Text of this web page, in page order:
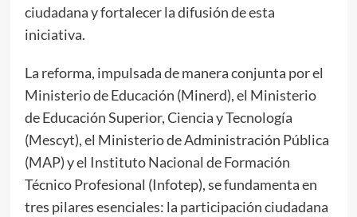
ciudadana y fortalecer la difusión de esta
iniciativa.
La reforma, impulsada de manera conjunta por el
Ministerio de Educación (Minerd), el Ministerio
de Educación Superior, Ciencia y Tecnología
(Mescyt), el Ministerio de Administración Pública
(MAP) y el Instituto Nacional de Formación
Técnico Profesional (Infotep), se fundamenta en
tres pilares esenciales: la participación ciudadana